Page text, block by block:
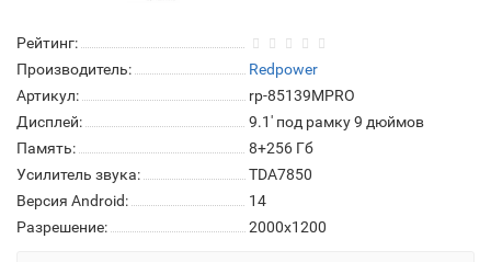
Рейтинг:
Производитель:
Redpower
Артикул:
rp-85139MPRO
Дисплей:
9.1' под рамку 9 дюймов
Память:
8+256 Гб
Усилитель звука:
TDA7850
Версия Android:
14
Разрешение:
2000x1200